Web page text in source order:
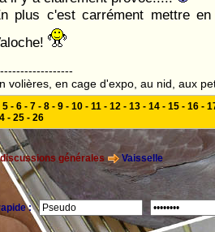
plus c'est carrément mettre
volières, en cage d'expo, au nid, aux
5 - 6 - 7 - 8 - 9 - 10 - 11 - 12 - 13 - 14 - 15 - 16 -
- 25 - 26
discussions générales
Vaisselle
: